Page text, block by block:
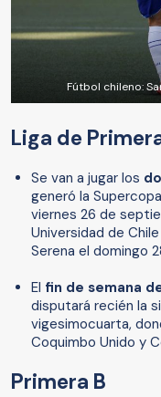
Fútbol chileno:
Liga de
Se van a jugar los
generó la
viernes 26 de
Universidad de
Serena el domingo
El fin de semana
disputará recién la
vigesimocuarta,
Coquimbo Unido y
Primera B